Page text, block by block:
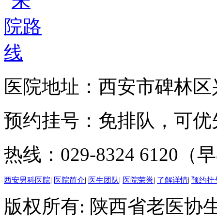
医院地址：西安市碑林
预约挂号：免排队，可优
热线：029-8324 6120（
西安男科医院| 医院简介| 医生团队| 医院荣誉| 了解详情| 预约挂
版权所有: 陕西省老医协